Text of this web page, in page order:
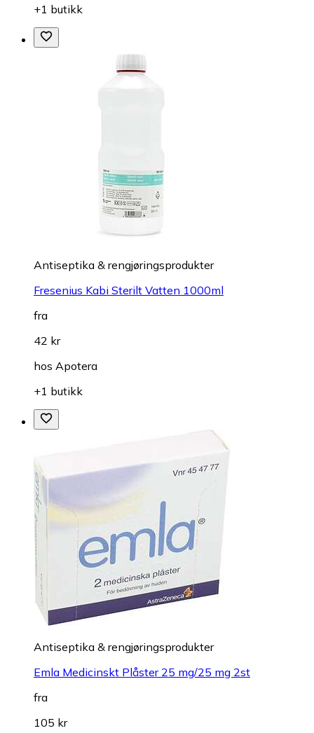
+1 butikk
Antiseptika & rengjøringsprodukter
Fresenius Kabi Sterilt Vatten 1000ml
fra
42 kr
hos Apotera
+1 butikk
Antiseptika & rengjøringsprodukter
Emla Medicinskt Plåster 25 mg/25 mg 2st
fra
105 kr